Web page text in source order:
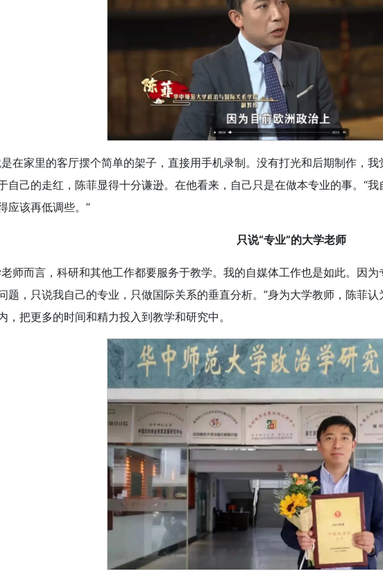
在家里的客厅摆个简单的架子，直接用手机录制。没有打光和后期制作，
自己的走红，陈菲显得十分谦逊。在他看来，自己只是在做本专业的事。“
应该再低调些。”
只说“专业”的大学老师
师而言，科研和其他工作都要服务于教学。我的自媒体工作也是如此。因
题，只说我自己的专业，只做国际关系的垂直分析。”身为大学教师，陈菲
，把更多的时间和精力投入到教学和研究中。